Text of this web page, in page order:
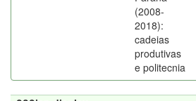
(2008-
2018):
cadeias
produtivas
e politecnia